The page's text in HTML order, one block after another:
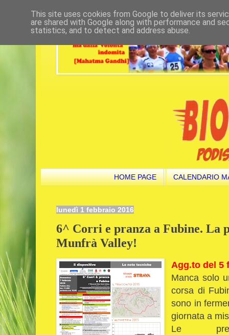
HOME PAGE CALENDARIO
lunedì 1 febbraio 2016
6^ Corri e pranza a Fubine. La
Munfrà Valley!
Agg.to del 5
Manca solo
corsa di
sono in
giornata a
Le
This site uses cookies from Google to deliver its
are shared with Google along with performance and
statistics, and to detect and address abuse.